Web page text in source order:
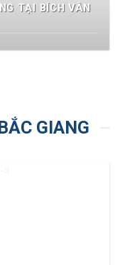
TẠI BÍCH VÂN
GIANG